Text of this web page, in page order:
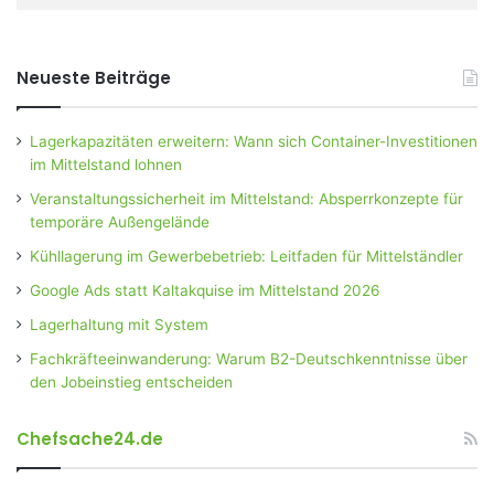
Neueste Beiträge
Lagerkapazitäten erweitern: Wann sich Container-Investitionen
im Mittelstand lohnen
Veranstaltungssicherheit im Mittelstand: Absperrkonzepte für
temporäre Außengelände
Kühllagerung im Gewerbebetrieb: Leitfaden für Mittelständler
Google Ads statt Kaltakquise im Mittelstand 2026
Lagerhaltung mit System
Fachkräfteeinwanderung: Warum B2-Deutschkenntnisse über
den Jobeinstieg entscheiden
Chefsache24.de